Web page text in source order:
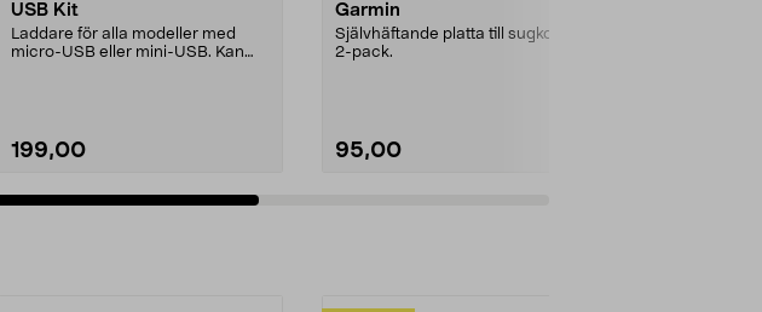
USB Kit
Laddare för alla modeller med
micro-USB eller mini-USB. Kan
199,00
Garmin
Självhäftande platta till sugkopp.
2-pack.
95,00